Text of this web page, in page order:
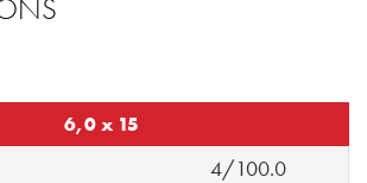
6,0 x 15
4/100.0